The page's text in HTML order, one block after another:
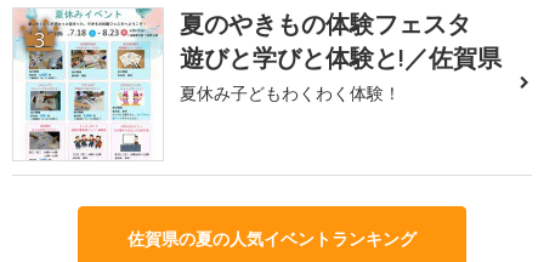
3
夏のやきもの体験フェスタ
遊びと学びと体験と!／佐賀県
夏休み子どもわくわく体験！
佐賀県の夏の人気イベントランキング